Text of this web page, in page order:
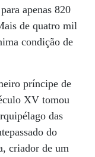
apenas 820
de quatro mil
condição de
príncipe de
XV tomou
das
do
criador de um